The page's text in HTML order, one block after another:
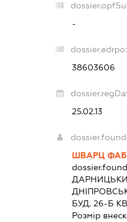
-
dossier.edrpo:
38603606
25.02.13
ШВАРЦ
БУД. 26-Б
Розмір